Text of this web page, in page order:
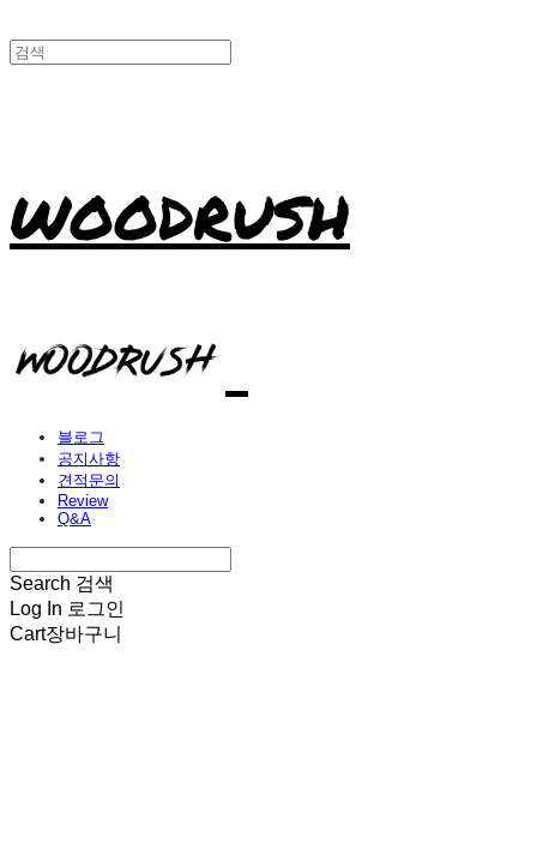
WOODRUSH
블로그
공지사항
견적문의
Review
Q&A
Search 검색
Log In 로그인
Cart장바구니